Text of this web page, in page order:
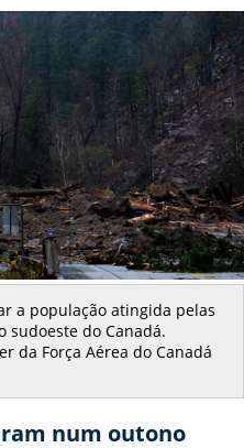
a população atingida pelas
sudoeste do Canadá.
da Força Aérea do Canadá
num outono